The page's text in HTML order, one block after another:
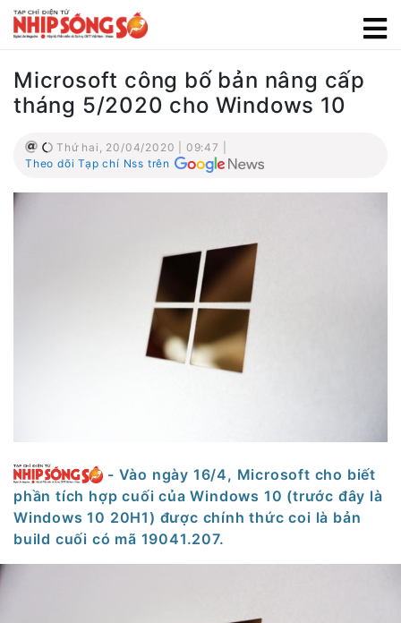
Microsoft công bố bản nâng cấp
tháng 5/2020 cho Windows 10
Thứ hai, 20/04/2020 | 09:47 |
Theo dõi Tạp chí Nss trên
- Vào ngày 16/4, Microsoft cho biết
phần tích hợp cuối của Windows 10 (trước đây là
Windows 10 20H1) được chính thức coi là bản
build cuối có mã 19041.207.